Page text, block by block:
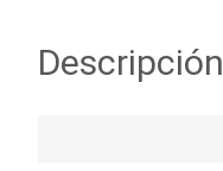
Descripción